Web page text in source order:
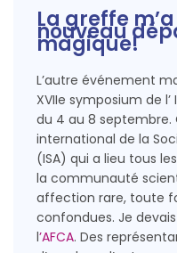
La greffe
nouveau
magique!
L’autre événement
XVIIe symposium de
du 4 au 8 septembre.
international de la
(ISA) qui a lieu tous
la communauté
affection rare, toute
confondues. Je
l’AFCA. Des